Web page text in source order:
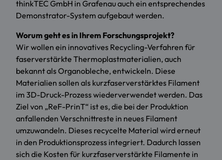
thinkTEC GmbH in Grafenau auch ein entsprechendes
Demonstrator-System aufgebaut werden.
Worum geht es in Ihrem Forschungsprojekt?
Wir wollen ein innovatives Recycling-Verfahren für
faserverstärkte Thermoplastmaterialien, auch
bekannt als Organobleche, entwickeln. Diese
Materialien sollen als kurzfaserverstärktes Filament
im 3D-Druck-Prozess wiederverwendet werden. Das
Ziel von „ReF-PrinT“ ist es, die bei der Produktion
anfallenden Verschnittreste in neues Filament
umzuwandeln. Dieses recycelte Material wird erneut
in den Produktionsprozess integriert. Dadurch lassen
sich die Kosten für kurzfaserverstärkte Filamente in